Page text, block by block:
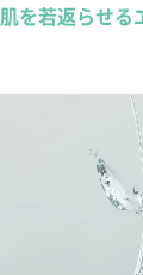
肌を若返らせる